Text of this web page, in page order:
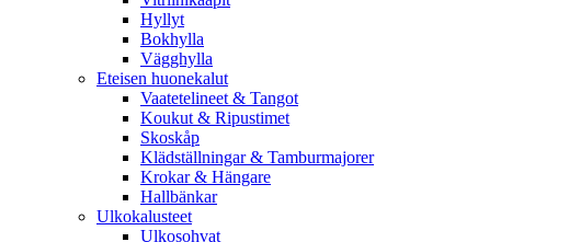
Hyllyt
Bokhylla
Vägghylla
Eteisen huonekalut
Vaatetelineet & Tangot
Koukut & Ripustimet
Skoskåp
Klädställningar & Tamburmajorer
Krokar & Hängare
Hallbänkar
Ulkokalusteet
Ulkosohvat